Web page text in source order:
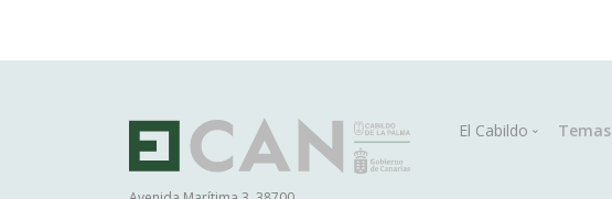
Main
El Cabildo Temas